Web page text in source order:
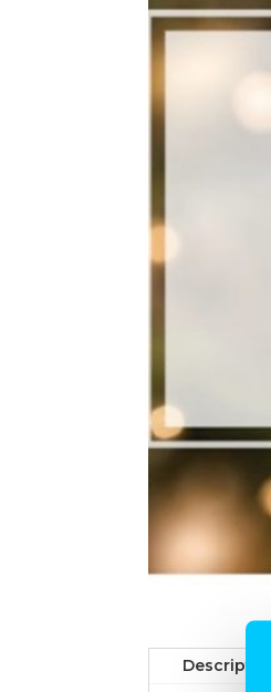
Description